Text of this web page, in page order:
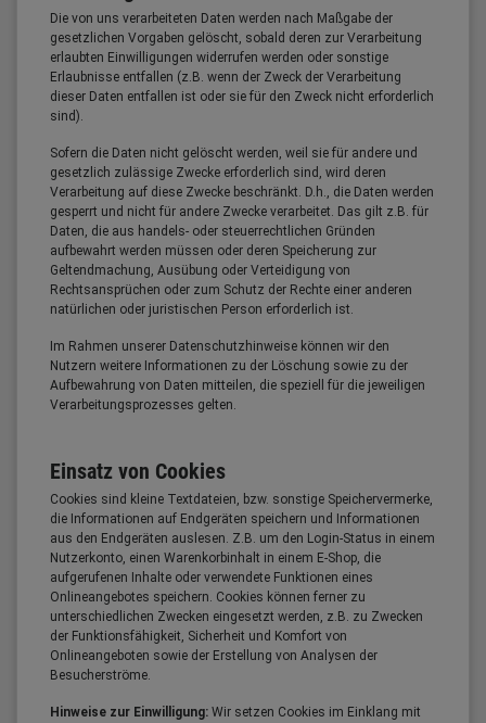
Die von uns verarbeiteten Daten werden nach Maßgabe der
gesetzlichen Vorgaben gelöscht, sobald deren zur Verarbeitung
erlaubten Einwilligungen widerrufen werden oder sonstige
Erlaubnisse entfallen (z.B. wenn der Zweck der Verarbeitung
dieser Daten entfallen ist oder sie für den Zweck nicht erforderlich
sind).
Sofern die Daten nicht gelöscht werden, weil sie für andere und
gesetzlich zulässige Zwecke erforderlich sind, wird deren
Verarbeitung auf diese Zwecke beschränkt. D.h., die Daten werden
gesperrt und nicht für andere Zwecke verarbeitet. Das gilt z.B. für
Daten, die aus handels- oder steuerrechtlichen Gründen
aufbewahrt werden müssen oder deren Speicherung zur
Geltendmachung, Ausübung oder Verteidigung von
Rechtsansprüchen oder zum Schutz der Rechte einer anderen
natürlichen oder juristischen Person erforderlich ist.
Im Rahmen unserer Datenschutzhinweise können wir den
Nutzern weitere Informationen zu der Löschung sowie zu der
Aufbewahrung von Daten mitteilen, die speziell für die jeweiligen
Verarbeitungsprozesses gelten.
Einsatz von Cookies
Cookies sind kleine Textdateien, bzw. sonstige Speichervermerke,
die Informationen auf Endgeräten speichern und Informationen
aus den Endgeräten auslesen. Z.B. um den Login-Status in einem
Nutzerkonto, einen Warenkorbinhalt in einem E-Shop, die
aufgerufenen Inhalte oder verwendete Funktionen eines
Onlineangebotes speichern. Cookies können ferner zu
unterschiedlichen Zwecken eingesetzt werden, z.B. zu Zwecken
der Funktionsfähigkeit, Sicherheit und Komfort von
Onlineangeboten sowie der Erstellung von Analysen der
Besucherströme.
Hinweise zur Einwilligung: Wir setzen Cookies im Einklang mit